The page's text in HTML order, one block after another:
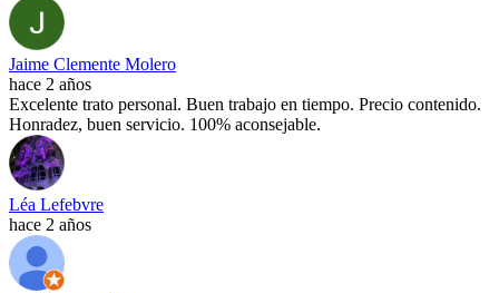
Jaime Clemente Molero
hace 2 años
Excelente trato personal. Buen trabajo en tiempo. Precio contenido.
Honradez, buen servicio. 100% aconsejable.
Léa Lefebvre
hace 2 años